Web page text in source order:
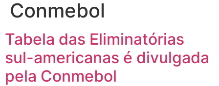
Conmebol
Tabela das Eliminatórias
sul-americanas é divulgada
pela Conmebol